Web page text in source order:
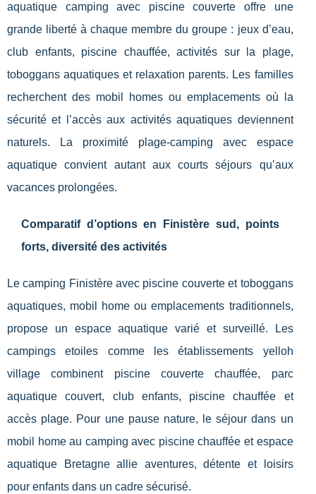
aquatique camping avec piscine couverte offre une
grande liberté à chaque membre du groupe : jeux d’eau,
club enfants, piscine chauffée, activités sur la plage,
toboggans aquatiques et relaxation parents. Les familles
recherchent des mobil homes ou emplacements où la
sécurité et l’accès aux activités aquatiques deviennent
naturels. La proximité plage-camping avec espace
aquatique convient autant aux courts séjours qu’aux
vacances prolongées.
Comparatif d’options en Finistère sud, points
forts, diversité des activités
Le camping Finistère avec piscine couverte et toboggans
aquatiques, mobil home ou emplacements traditionnels,
propose un espace aquatique varié et surveillé. Les
campings etoiles comme les établissements yelloh
village combinent piscine couverte chauffée, parc
aquatique couvert, club enfants, piscine chauffée et
accès plage. Pour une pause nature, le séjour dans un
mobil home au camping avec piscine chauffée et espace
aquatique Bretagne allie aventures, détente et loisirs
pour enfants dans un cadre sécurisé.